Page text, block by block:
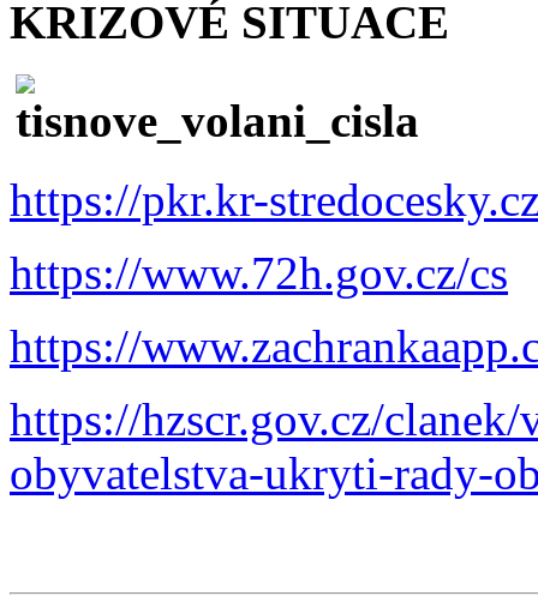
KRIZOVÉ SITUACE
https://pkr.kr-
https://www.72h.gov.cz/cs
https://
https://hzscr.gov.cz/
obyvatelstva-ukryti-rady-